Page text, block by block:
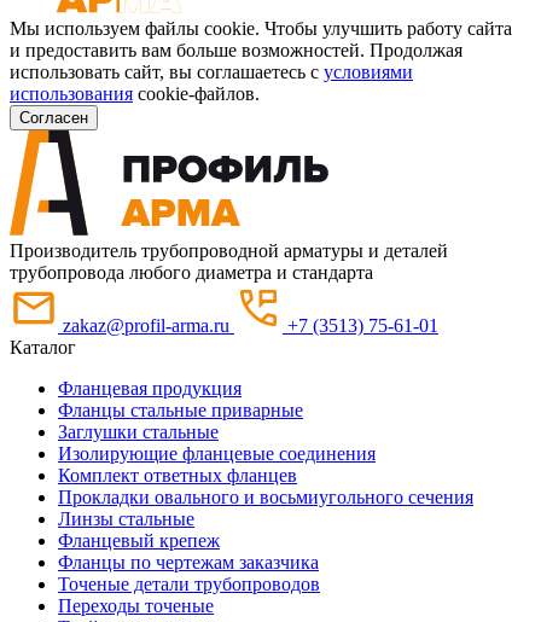
Мы используем файлы cookie. Чтобы улучшить работу сайта
и предоставить вам больше возможностей. Продолжая
использовать сайт, вы соглашаетесь с условиями
использования cookie-файлов.
Согласен
Производитель трубопроводной арматуры и деталей
трубопровода любого диаметра и стандарта
zakaz@profil-arma.ru
+7 (3513) 75-61-01
Каталог
Фланцевая продукция
Фланцы стальные приварные
Заглушки стальные
Изолирующие фланцевые соединения
Комплект ответных фланцев
Прокладки овального и восьмиугольного сечения
Линзы стальные
Фланцевый крепеж
Фланцы по чертежам заказчика
Точеные детали трубопроводов
Переходы точеные